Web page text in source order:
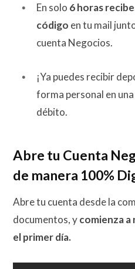
En solo 6 horas
código en tu mail
cuenta Negocios.
¡Ya puedes recibir
forma personal en
débito.
Abre tu Cuenta
de manera 100%
Abre tu cuenta desde la
documentos, ycomienza
el primer día.